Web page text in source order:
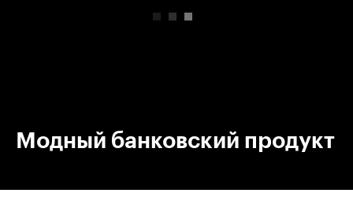
Модный банковский продукт